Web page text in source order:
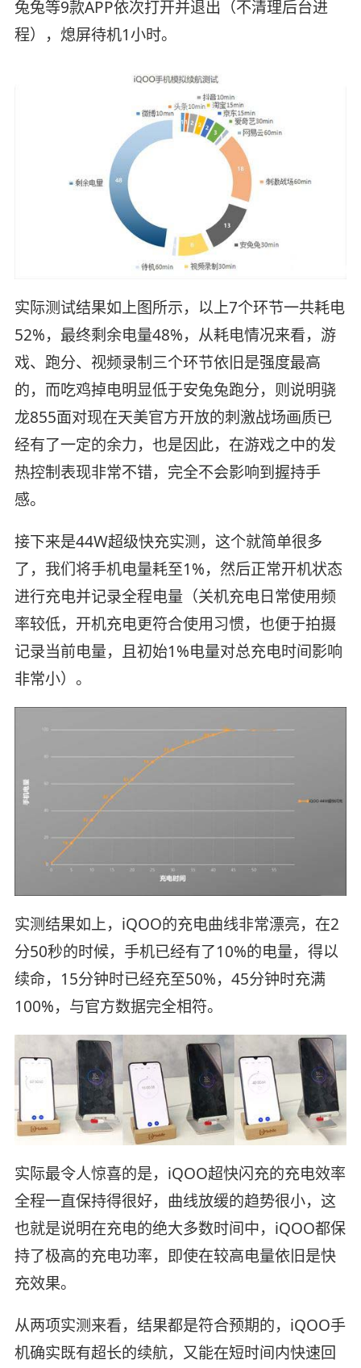
兔兔等9款APP依次打开并退出（不清理后台进
程），熄屏待机1小时。
实际测试结果如上图所示，以上7个环节一共耗电
52%，最终剩余电量48%，从耗电情况来看，游
戏、跑分、视频录制三个环节依旧是强度最高
的，而吃鸡掉电明显低于安兔兔跑分，则说明骁
龙855面对现在天美官方开放的刺激战场画质已
经有了一定的余力，也是因此，在游戏之中的发
热控制表现非常不错，完全不会影响到握持手
感。
接下来是44W超级快充实测，这个就简单很多
了，我们将手机电量耗至1%，然后正常开机状态
进行充电并记录全程电量（关机充电日常使用频
率较低，开机充电更符合使用习惯，也便于拍摄
记录当前电量，且初始1%电量对总充电时间影响
非常小）。
实测结果如上，iQOO的充电曲线非常漂亮，在2
分50秒的时候，手机已经有了10%的电量，得以
续命，15分钟时已经充至50%，45分钟时充满
100%，与官方数据完全相符。
实际最令人惊喜的是，iQOO超快闪充的充电效率
全程一直保持得很好，曲线放缓的趋势很小，这
也就是说明在充电的绝大多数时间中，iQOO都保
持了极高的充电功率，即使在较高电量依旧是快
充效果。
从两项实测来看，结果都是符合预期的，iQOO手
机确实既有超长的续航，又能在短时间内快速回